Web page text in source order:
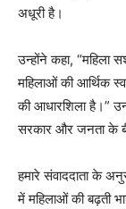
अधूरी है।
उन्होंने कहा, “महिला
महिलाओं की आर्थिक
की आधारशिला है।”
सरकार और जनता के
हमारे संवाददाता के
में महिलाओं की बढ़ती